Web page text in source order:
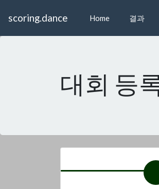
scoring.dance Home 결과
대회 등